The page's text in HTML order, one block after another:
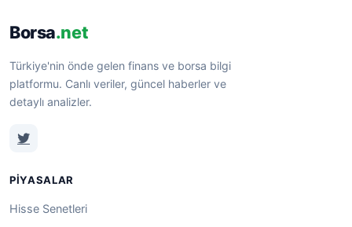
Borsa.net
Türkiye'nin önde gelen finans ve borsa bilgi
platformu. Canlı veriler, güncel haberler ve
detaylı analizler.
PIYASALAR
Hisse Senetleri